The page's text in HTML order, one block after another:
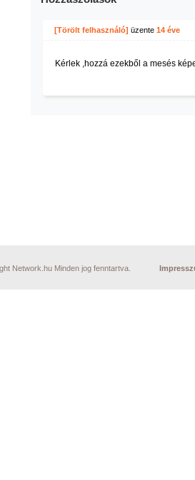
[Törölt felhasználó] üzente 14 éve
Kérlek ,hozzá ezekből a mesés
Network.hu Minden jog fenntartva.